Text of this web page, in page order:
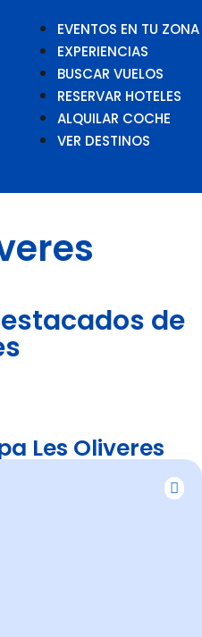
EVENTOS EN TU ZONA
EXPERIENCIAS
BUSCAR VUELOS
RESERVAR HOTELES
ALQUILAR COCHE
VER DESTINOS
de
Les Oliveres